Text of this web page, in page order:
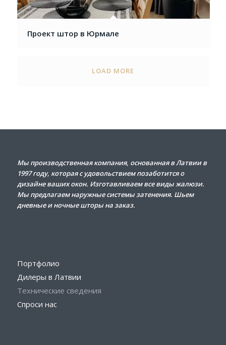
Проект штор в Юрмале
LOAD MORE
Мы производственная компания, основанная в Латвии в
1997 году, которая с удовольствием позаботится о
дизайне ваших окон. Изготавливаем все виды жалюзи.
Мы предлагаем наружные системы затенения. Шьем
дневные и ночные шторы на заказ.
Портфолио
Дилеры в Латвии
Технические сведения
Спроси нас